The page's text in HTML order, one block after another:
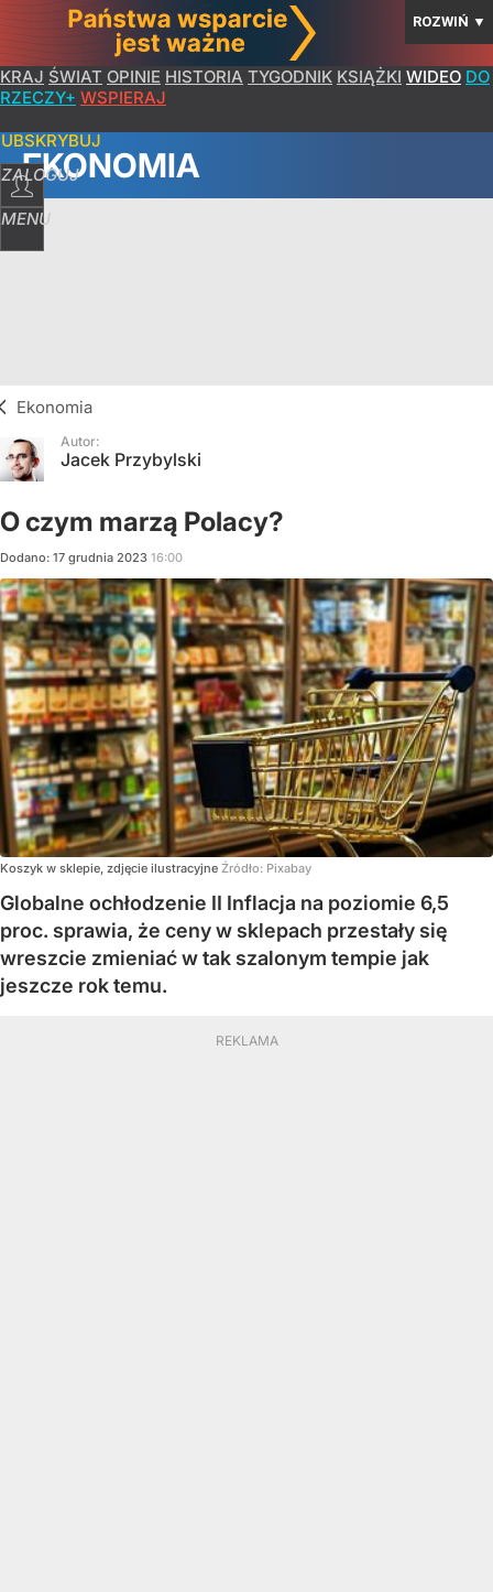
ROZWIŃ ▼
KRAJ ŚWIAT OPINIE HISTORIA TYGODNIK KSIĄŻKI WIDEO DO
RZECZY+ WSPIERAJ
ZALOGUJ
MENU
EKONOMIA
Ekonomia
Autor:
Jacek Przybylski
O czym marzą Polacy?
Dodano: 17 grudnia 2023 16:00
Koszyk w sklepie, zdjęcie ilustracyjne Źródło: Pixabay
Globalne ochłodzenie II Inflacja na poziomie 6,5
proc. sprawia, że ceny w sklepach przestały się
wreszcie zmieniać w tak szalonym tempie jak
jeszcze rok temu.